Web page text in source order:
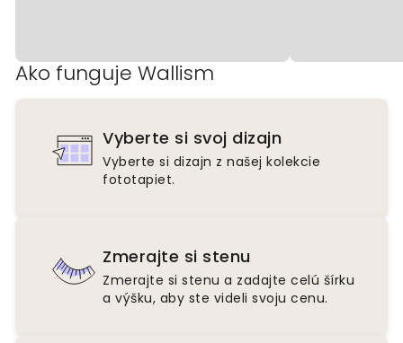
Ako funguje Wallism
Vyberte si svoj dizajn
Vyberte si dizajn z našej kolekcie
fototapiet.
Zmerajte si stenu
Zmerajte si stenu a zadajte celú šírku
a výšku, aby ste videli svoju cenu.